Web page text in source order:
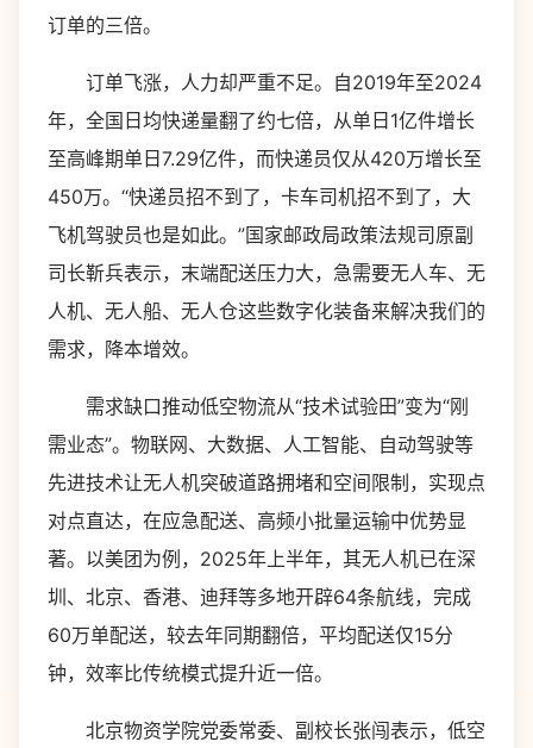
订单的三倍。
订单飞涨，人力却严重不足。自2019年至2024
年，全国日均快递量翻了约七倍，从单日1亿件增长
至高峰期单日7.29亿件，而快递员仅从420万增长至
450万。“快递员招不到了，卡车司机招不到了，大
飞机驾驶员也是如此。”国家邮政局政策法规司原副
司长靳兵表示，末端配送压力大，急需要无人车、无
人机、无人船、无人仓这些数字化装备来解决我们的
需求，降本增效。
需求缺口推动低空物流从“技术试验田”变为“刚
需业态”。物联网、大数据、人工智能、自动驾驶等
先进技术让无人机突破道路拥堵和空间限制，实现点
对点直达，在应急配送、高频小批量运输中优势显
著。以美团为例，2025年上半年，其无人机已在深
圳、北京、香港、迪拜等多地开辟64条航线，完成
60万单配送，较去年同期翻倍，平均配送仅15分
钟，效率比传统模式提升近一倍。
北京物资学院党委常委、副校长张闯表示，低空